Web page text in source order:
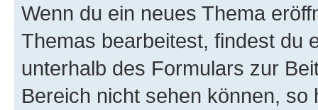
Wenn du ein neues Thema
Themas bearbeitest, findest du
unterhalb des Formulars zur
Bereich nicht sehen können,